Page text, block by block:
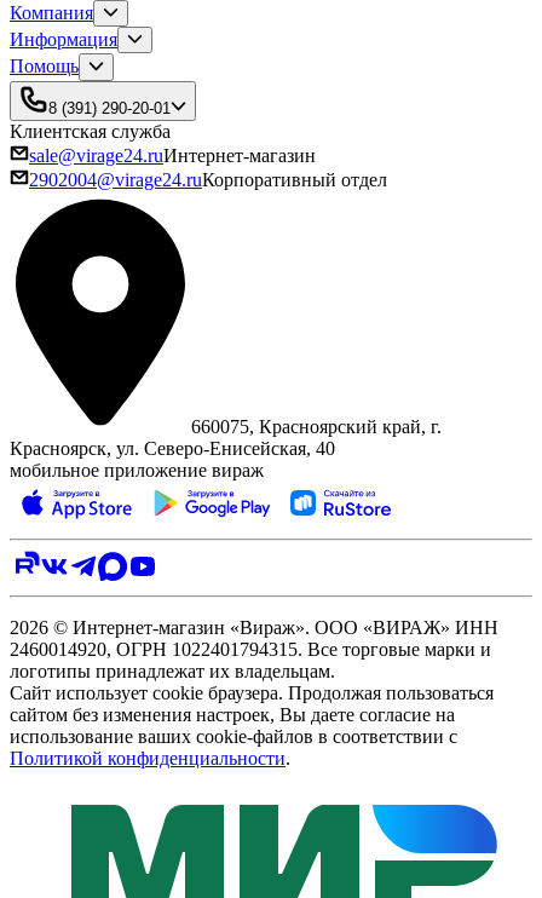
Компания
Информация
Помощь
8 (391) 290-20-01
Клиентская служба
sale@virage24.ruИнтернет-магазин
2902004@virage24.ruКорпоративный отдел
660075, Красноярский край, г.
Красноярск, ул. Северо‑Енисейская, 40
мобильное приложение вираж
2026 © Интернет-магазин «Вираж». ООО «ВИРАЖ» ИНН
2460014920, ОГРН 1022401794315. Все торговые марки и
логотипы принадлежат их владельцам.
Сайт использует cookie браузера. Продолжая пользоваться
сайтом без изменения настроек, Вы даете согласие на
использование ваших cookie-файлов в соответствии с
Политикой конфиденциальности.